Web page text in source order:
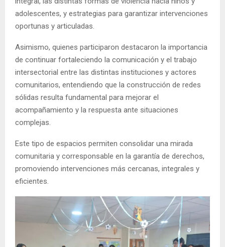
adolescentes, y estrategias para garantizar intervenciones
oportunas y articuladas.
Asimismo, quienes participaron destacaron la importancia
de continuar fortaleciendo la comunicación y el trabajo
intersectorial entre las distintas instituciones y actores
comunitarios, entendiendo que la construcción de redes
sólidas resulta fundamental para mejorar el
acompañamiento y la respuesta ante situaciones
complejas.
Este tipo de espacios permiten consolidar una mirada
comunitaria y corresponsable en la garantía de derechos,
promoviendo intervenciones más cercanas, integrales y
eficientes.